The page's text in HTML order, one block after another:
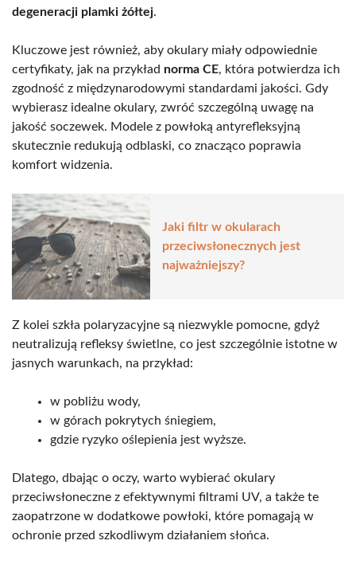
degeneracji plamki żółtej.
Kluczowe jest również, aby okulary miały odpowiednie
certyfikaty, jak na przykład norma CE, która potwierdza ich
zgodność z międzynarodowymi standardami jakości. Gdy
wybierasz idealne okulary, zwróć szczególną uwagę na
jakość soczewek. Modele z powłoką antyrefleksyjną
skutecznie redukują odblaski, co znacząco poprawia
komfort widzenia.
Jaki filtr w okularach
przeciwsłonecznych jest
najważniejszy?
Z kolei szkła polaryzacyjne są niezwykle pomocne, gdyż
neutralizują refleksy świetlne, co jest szczególnie istotne w
jasnych warunkach, na przykład:
w pobliżu wody,
w górach pokrytych śniegiem,
gdzie ryzyko oślepienia jest wyższe.
Dlatego, dbając o oczy, warto wybierać okulary
przeciwsłoneczne z efektywnymi filtrami UV, a także te
zaopatrzone w dodatkowe powłoki, które pomagają w
ochronie przed szkodliwym działaniem słońca.